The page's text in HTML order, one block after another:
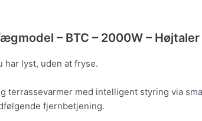
– BTC – 2000W –
har lyst, uden at fryse.
terrassevarmer med intelligent styring via
fjernbetjening.